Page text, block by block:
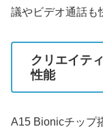
議やビデオ通話も
クリエイテ
性能
A15 Bionicチップ